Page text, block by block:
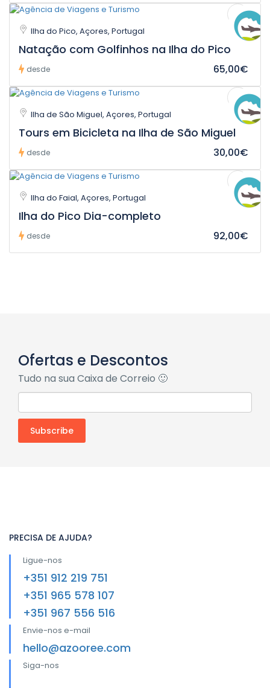
Ilha do Pico, Açores, Portugal
Natação com Golfinhos na Ilha do Pico
desde 65,00€
Ilha de São Miguel, Açores, Portugal
Tours em Bicicleta na Ilha de São Miguel
desde 30,00€
Ilha do Faial, Açores, Portugal
Ilha do Pico Dia-completo
desde 92,00€
Ofertas e Descontos
Tudo na sua Caixa de Correio 🙂
PRECISA DE AJUDA?
Ligue-nos
+351 912 219 751
+351 965 578 107
+351 967 556 516
Envie-nos e-mail
hello@azooree.com
Siga-nos